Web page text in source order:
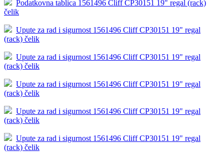
Podatkovna tablica 1561496 Cliff CP30151 19" regal (rack)
čelik
Upute za rad i sigurnost 1561496 Cliff CP30151 19" regal
(rack) čelik
Upute za rad i sigurnost 1561496 Cliff CP30151 19" regal
(rack) čelik
Upute za rad i sigurnost 1561496 Cliff CP30151 19" regal
(rack) čelik
Upute za rad i sigurnost 1561496 Cliff CP30151 19" regal
(rack) čelik
Upute za rad i sigurnost 1561496 Cliff CP30151 19" regal
(rack) čelik